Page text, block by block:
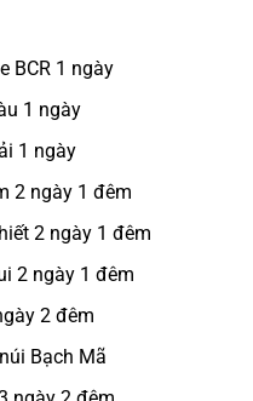
BCR 1 ngày
1 ngày
1 ngày
2 ngày 1 đêm
2 ngày 1 đêm
2 ngày 1 đêm
2 đêm
Bạch Mã